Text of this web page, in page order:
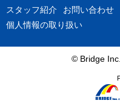
スタッフ紹介
お問い合わせ
個人情報の取り扱い
© Bridge